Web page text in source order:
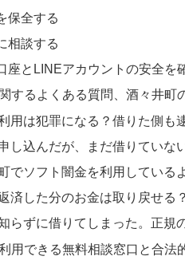
保全する
相談する
座とLINEアカウントの安全を
するよくある質問、酒々井町
用は犯罪になる？借りた側も
し込んだが、まだ借りていな
でソフト闇金を利用している
済した分のお金は取り戻せる？
らずに借りてしまった。正規
用できる無料相談窓口と合法